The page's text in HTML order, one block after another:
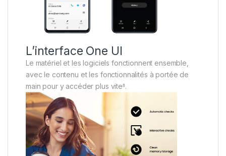
L’interface One UI
Le matériel et les logiciels fonctionnent ensemble,
avec le contenu et les fonctionnalités à portée de
main pour y accéder plus vite⁸.